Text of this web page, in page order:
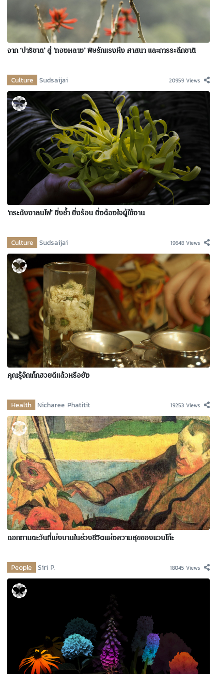
จาก ‘ปาริชาต’ สู่ ‘ทองหลาง’ พิษรักแรงหึง ศาสนา และการระลึกชาติ
Culture Sudsaijai 20959 Views
‘กระดังงาลนไฟ’ ยิ่งช้ำ ยิ่งร้อน ยิ่งต้องใจผู้ใช้งาน
Culture Sudsaijai 19648 Views
คุณรู้จักเก๊กฮวยดีแล้วหรือยัง
Health Nicharee Phatitit 19253 Views
ดอกทานตะวันที่เบ่งบานในช่วงชีวิตแห่งความสุขของแวนโก๊ะ
People Siri P. 18045 Views